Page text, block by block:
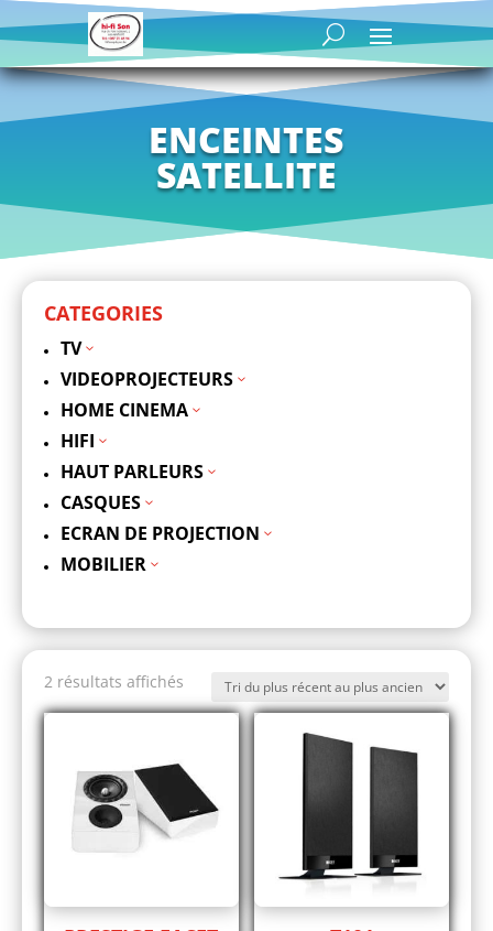
ENCEINTES
SATELLITE
CATEGORIES
TV3
VIDEOPROJECTEURS 3
HOME CINEMA 3
HIFI 3
HAUT PARLEURS 3
CASQUES 3
ECRAN DE PROJECTION 3
MOBILIER 3
2 résultats affichés
plus
plus
ancien